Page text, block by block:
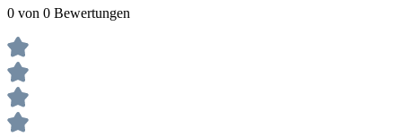
0 von 0 Bewertungen